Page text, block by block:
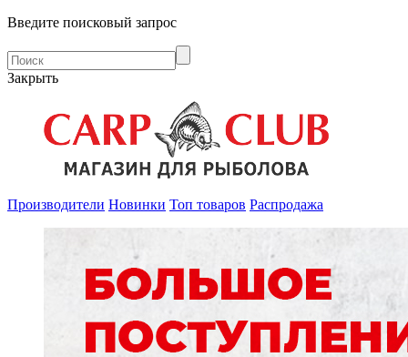
Введите поисковый запрос
Закрыть
Производители Новинки Топ товаров Распродажа